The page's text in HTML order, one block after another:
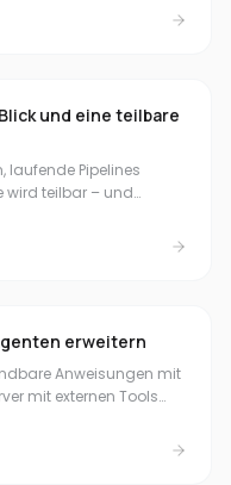
und eine teilbare
laufende Pipelines
wird teilbar – und
erweitern
Anweisungen mit
mit externen Tools